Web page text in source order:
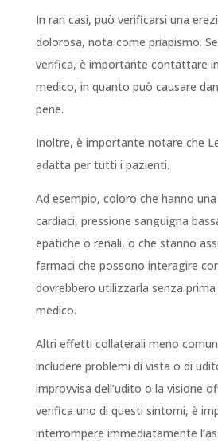
In rari casi, può verificarsi una
dolorosa, nota come priapismo.
verifica, è importante contattare
medico, in quanto può causare
pene.
Inoltre, è importante notare che
adatta per tutti i pazienti.
Ad esempio, coloro che hanno
cardiaci, pressione sanguigna
epatiche o renali, o che stanno
farmaci che possono interagire
dovrebbero utilizzarla senza
medico.
Altri effetti collaterali meno
includere problemi di vista o di
improvvisa dell’udito o la visione
verifica uno di questi sintomi, è
interrompere immediatamente